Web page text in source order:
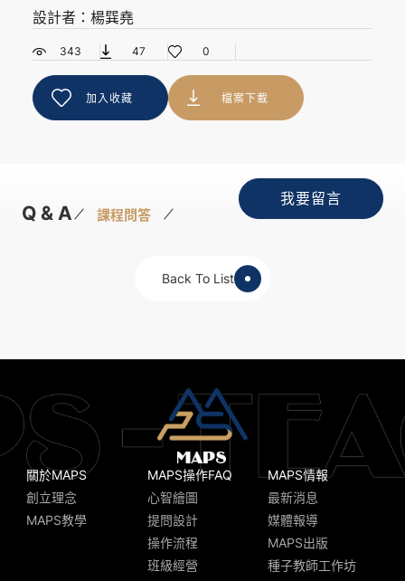
設計者：楊巽堯
343 47 0
加入收藏 檔案下載
Q & A 課程問答
我要留言
Back To List
關於MAPS
創立理念
MAPS教學
MAPS操作FAQ
心智繪圖
提問設計
操作流程
班級經營
MAPS情報
最新消息
媒體報導
MAPS出版
種子教師工作坊